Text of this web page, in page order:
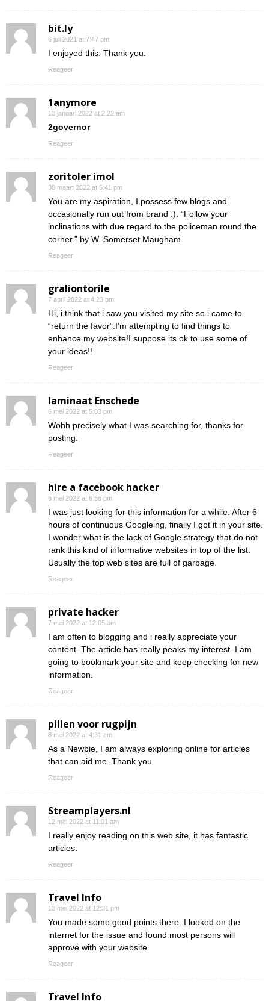
bit.ly
6 juli 2021 at 7:47 pm
I enjoyed this. Thank you.
Reageer
1anymore
13 januari 2022 at 2:22 am
2governor
Reageer
zoritoler imol
30 maart 2022 at 5:41 pm
You are my aspiration, I possess few blogs and
occasionally run out from brand :). “Follow your
inclinations with due regard to the policeman round the
corner.” by W. Somerset Maugham.
Reageer
graliontorile
7 april 2022 at 4:23 pm
Hi, i think that i saw you visited my site so i came to
“return the favor”.I’m attempting to find things to
enhance my website!I suppose its ok to use some of
your ideas!!
Reageer
laminaat Enschede
6 mei 2022 at 5:03 pm
Wohh precisely what I was searching for, thanks for
posting.
Reageer
hire a facebook hacker
6 mei 2022 at 6:56 pm
I was just looking for this information for a while. After 6
hours of continuous Googleing, finally I got it in your site.
I wonder what is the lack of Google strategy that do not
rank this kind of informative websites in top of the list.
Usually the top web sites are full of garbage.
Reageer
private hacker
7 mei 2022 at 12:05 am
I am often to blogging and i really appreciate your
content. The article has really peaks my interest. I am
going to bookmark your site and keep checking for new
information.
Reageer
pillen voor rugpijn
8 mei 2022 at 4:31 am
As a Newbie, I am always exploring online for articles
that can aid me. Thank you
Reageer
Streamplayers.nl
12 mei 2022 at 11:01 am
I really enjoy reading on this web site, it has fantastic
articles.
Reageer
Travel Info
13 mei 2022 at 12:31 pm
You made some good points there. I looked on the
internet for the issue and found most persons will
approve with your website.
Reageer
Travel Info